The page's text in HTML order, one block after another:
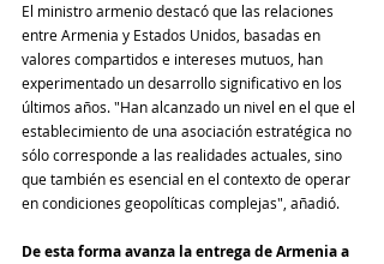
El ministro armenio destacó que las relaciones
entre Armenia y Estados Unidos, basadas en
valores compartidos e intereses mutuos, han
experimentado un desarrollo significativo en los
últimos años. "Han alcanzado un nivel en el que el
establecimiento de una asociación estratégica no
sólo corresponde a las realidades actuales, sino
que también es esencial en el contexto de operar
en condiciones geopolíticas complejas", añadió.
De esta forma avanza la entrega de Armenia a